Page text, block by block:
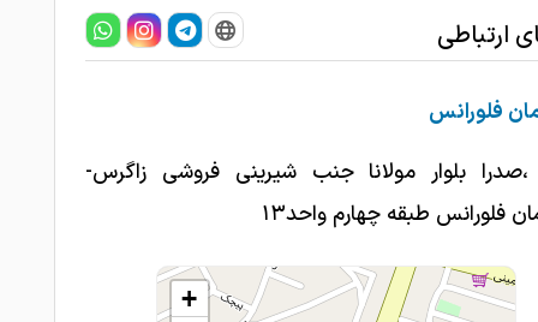
ارتباطی
فلورانس
،صدرا بلوار مولانا جنب شیرینی فروشی زاگرس-
فلورانس طبقه چهارم واحد۱۳
+